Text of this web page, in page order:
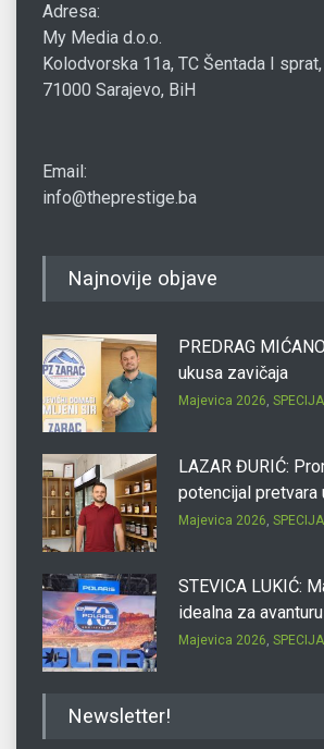
Adresa:
My Media d.o.o.
Kolodvorska 11a, TC Šentada I sprat,
71000 Sarajevo, BiH
Email:
info@theprestige.ba
Najnovije objave
PREDRAG
ukusa zavičaja
Majevica 2026,
LAZAR ĐURIĆ:
potencijal pretvara
Majevica 2026,
STEVICA LUKIĆ:
idealna za
Majevica 2026,
Newsletter!